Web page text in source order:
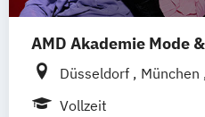
AMD Akademie Mode
Düsseldorf München
Wiesbaden
Vollzeit